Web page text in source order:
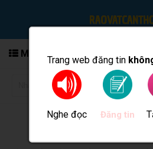
Trang web đăng tin
Nghe đọc Đăng tin
MENU